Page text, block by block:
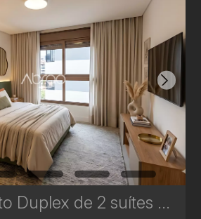
Apartamento Duplex de 2 suítes à Venda no Batel – Mainz Gutemberg - 94 m² | Ref. 626